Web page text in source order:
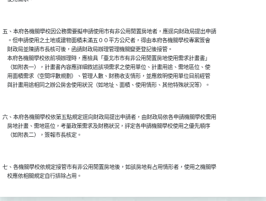
五、本府各機關學校因公務需要擬申請使用市有非公用閒置房地者，應逕向財政局提出申請
    。但申請使用之土地或建物面積未滿五００平方公尺者，得由本府各機關學校專案簽會
    財政局並陳請市長核可後，函請財政局辦理管理機關變更登記後接管。
    本府各機關學校依前項辦理時，應檢具「臺北市市有非公用閒置房地使用需求計畫書」
    （如附表一），計畫書內容應詳細敘述該項需求之使用單位、計畫用途、需地區位、使
    用面積需求（空間坪數規劃）、管理人數、財務收支情形，並應敘明使用單位目前經管
六、本府各機關學校依第五點規定逕向財政局提出申請者，由財政局依各申請機關學校需用
    房地計畫、需地區位，考量政策需求及財務狀況，評定各申請機關學校使用之優先順序
七、各機關學校依規定接管市有非公用閒置房地後，如該房地有占用情形者，使用之機關學